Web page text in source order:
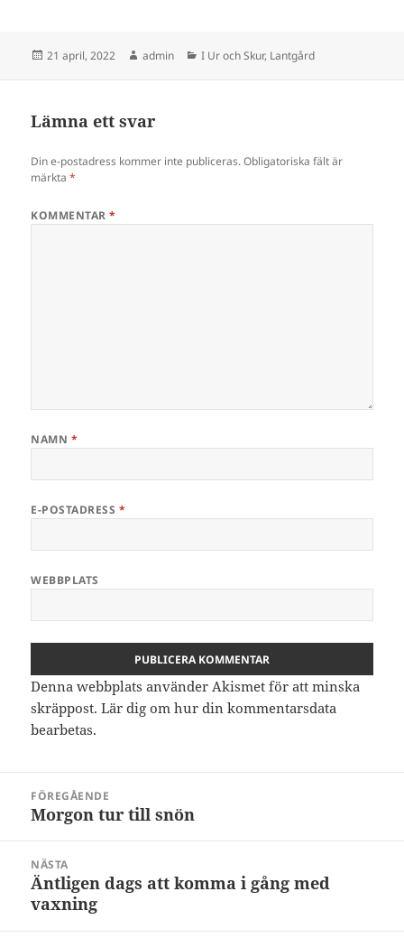
Postat
21 april, 2022 Författare
admin Kategorier
I Ur och Skur, Lantgård
Lämna ett svar
Din e-postadress kommer inte publiceras. Obligatoriska fält är
märkta*
KOMMENTAR*
NAMN *
E-POSTADRESS *
WEBBPLATS
Denna webbplats använder Akismet för att minska
skräppost.Lär dig om hur din kommentarsdata
bearbetas.
FÖREGÅENDE
Föregående
Morgon tur till snön
NÄSTA
Nästa
inlägg:
Äntligen dags att komma i gång med
vaxning